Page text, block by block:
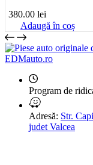
380.00 lei
Adaugă în coș
EDMauto.ro
Program de
Adresă: Str.
judet Valcea